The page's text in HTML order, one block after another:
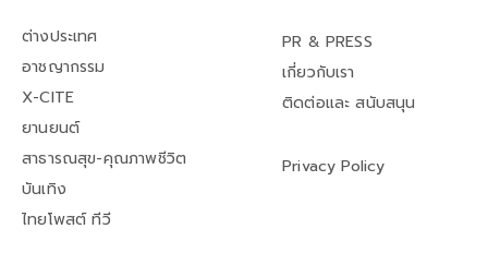
ต่างประเทศ
อาชญากรรม
X-CITE
ยานยนต์
สาธารณสุข-คุณภาพชีวิต
บันเทิง
ไทยโพสต์ ทีวี
PR & PRESS
เกี่ยวกับเรา
ติดต่อและ สนับสนุน
Privacy Policy